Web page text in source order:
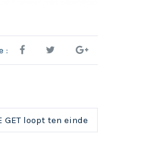
:
GET loopt ten einde